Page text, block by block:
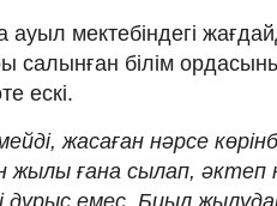
ауыл мектебіндегі
салынған білім
ескі.
жасаған нәрсе
жылы ғана сылап, әктеп